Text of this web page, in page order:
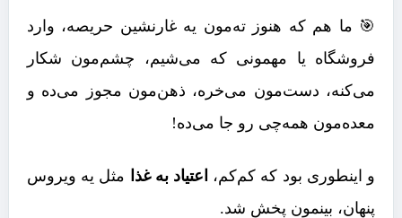
🎯 ما هم که هنوز ته‌مون یه غارنشین حریصه، وارد
فروشگاه یا مهمونی که می‌شیم، چشم‌مون شکار
می‌کنه، دست‌مون می‌خره، ذهن‌مون مجوز می‌ده و
معده‌مون همه‌چی رو جا می‌ده!
و اینطوری بود که کم‌کم، اعتیاد به غذا
مثل یه ویروس
پنهان، بینمون پخش شد.